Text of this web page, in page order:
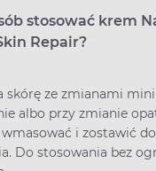
stosować krem
Repair?
skórę ze zmianami
albo przy zmianie
i zostawić do
Do stosowania bez